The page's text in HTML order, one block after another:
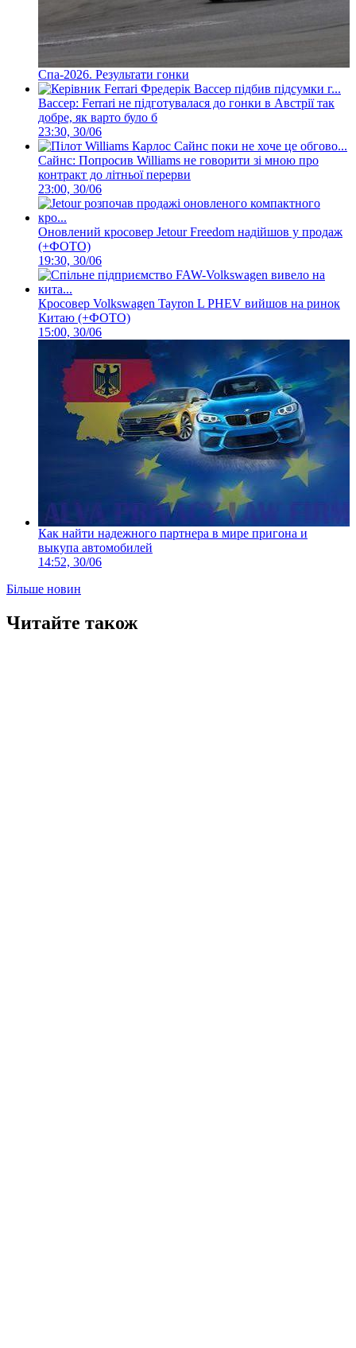
Спа-2026. Результати гонки
Вассер: Ferrari не підготувалася до гонки в Австрії так
добре, як варто було б
23:30, 30/06
Сайнс: Попросив Williams не говорити зі мною про
контракт до літньої перерви
23:00, 30/06
Оновлений кросовер Jetour Freedom надійшов у продаж
(+ФОТО)
19:30, 30/06
Кросовер Volkswagen Tayron L PHEV вийшов на ринок
Китаю (+ФОТО)
15:00, 30/06
Как найти надежного партнера в мире пригона и
выкупа автомобилей
14:52, 30/06
Більше новин
Читайте також